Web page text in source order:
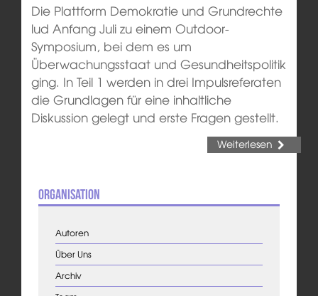
Die Plattform Demokratie und Grundrechte
lud Anfang Juli zu einem Outdoor-
Symposium, bei dem es um
Überwachungsstaat und Gesundheitspolitik
ging. In Teil 1 werden in drei Impulsreferaten
die Grundlagen für eine inhaltliche
Diskussion gelegt und erste Fragen gestellt.
Weiterlesen
Organisation
Autoren
Über Uns
Archiv